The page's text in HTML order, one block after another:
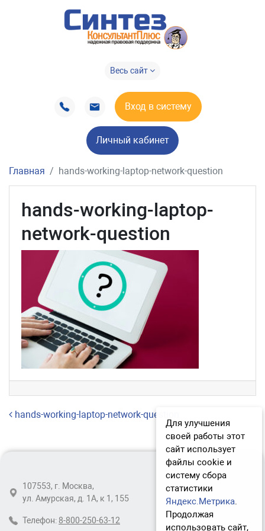
Весь сайт
Вход в систему
Личный кабинет
Главная hands-working-laptop-network-question
hands-working-laptop-
network-question
Навигация по записям
hands-working-laptop-network-question
107553, г. Москва,
ул. Амурская, д. 1А, к 1, 155
Телефон: 8-800-250-63-12
Для улучшения
своей работы этот
сайт использует
файлы cookie и
систему сбора
статистики
Яндекс.Метрика.
Продолжая
использовать сайт,